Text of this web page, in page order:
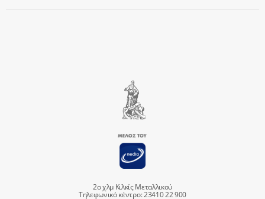
2ο χλμ Κιλκίς Μεταλλικού
Τηλεφωνικό κέντρο: 23410 22 900